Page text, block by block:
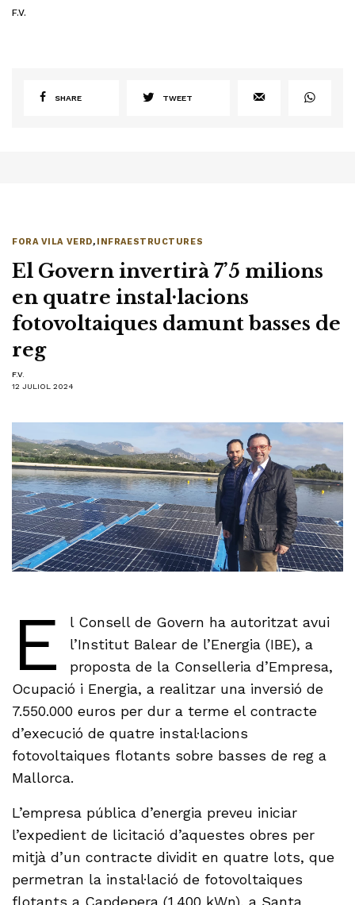
F.V.
SHARE TWEET
FORA VILA VERD, INFRAESTRUCTURES
El Govern invertirà 7’5 milions
en quatre instal·lacions
fotovoltaiques damunt basses de
reg
F.V.
12 JULIOL 2024
E
l Consell de Govern ha autoritzat avui
l’Institut Balear de l’Energia (IBE), a
proposta de la Conselleria d’Empresa,
Ocupació i Energia, a realitzar una inversió de
7.550.000 euros per dur a terme el contracte
d’execució de quatre instal·lacions
fotovoltaiques flotants sobre basses de reg a
Mallorca.
L’empresa pública d’energia preveu iniciar
l’expedient de licitació d’aquestes obres per
mitjà d’un contracte dividit en quatre lots, que
permetran la instal·lació de fotovoltaiques
flotants a Capdepera (1.400 kWn), a Santa